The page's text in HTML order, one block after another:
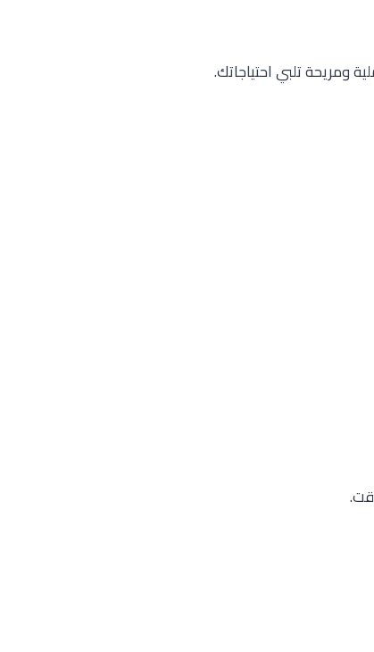
ومريحة تلبي احتياجاتك.